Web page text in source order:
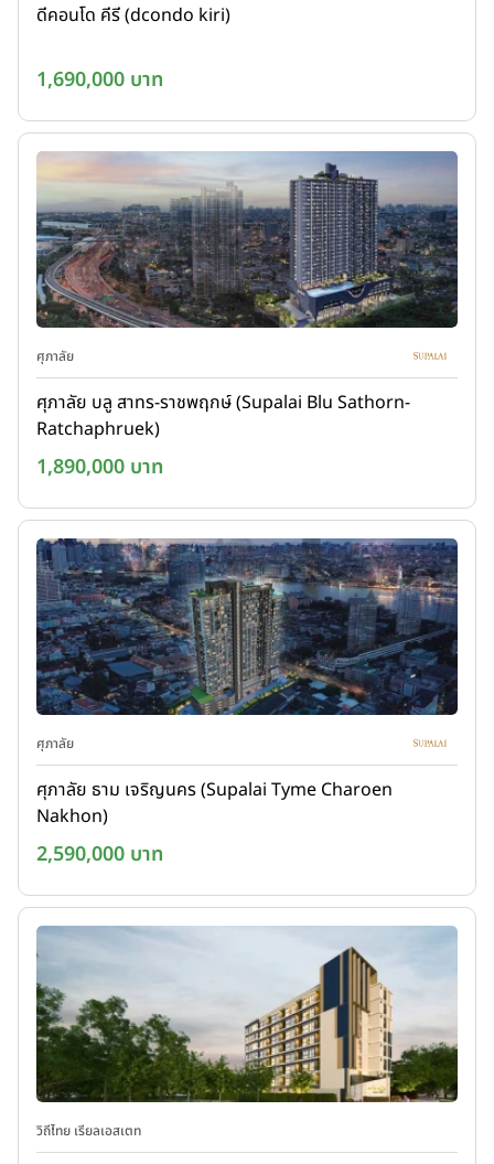
ดีคอนโด คีรี (dcondo kiri)
1,690,000 บาท
ศุภาลัย
ศุภาลัย บลู สาทร-ราชพฤกษ์ (Supalai Blu Sathorn-
Ratchaphruek)
1,890,000 บาท
ศุภาลัย
ศุภาลัย ธาม เจริญนคร (Supalai Tyme Charoen
Nakhon)
2,590,000 บาท
วิถีไทย เรียลเอสเตท